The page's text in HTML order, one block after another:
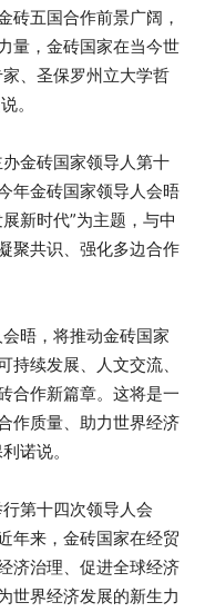
砖五国合作前景广阔，
量，金砖国家在当今世
、圣保罗州立大学哲
。
金砖国家领导人第十
年金砖国家领导人会晤
新时代”为主题，与中
聚共识、强化多边合作
晤，将推动金砖国家
续发展、人文交流、
合作新篇章。这将是一
作质量、助力世界经济
诺说。
第十四次领导人会
年来，金砖国家在经贸
济治理、促进全球经济
世界经济发展的新生力